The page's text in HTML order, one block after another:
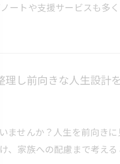
ートや支援サービスも多
理し前向きな人生設計
ませんか？人生を前向きに
、家族への配慮まで考え